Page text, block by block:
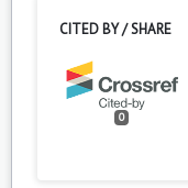
CITED BY / SHARE
0